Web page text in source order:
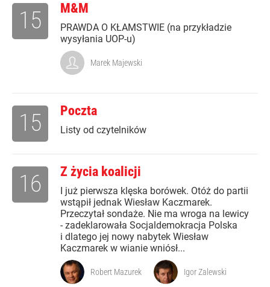
M&M
PRAWDA O KŁAMSTWIE (na przykładzie
wysyłania UOP-u)
15
Marek Majewski
Poczta
Listy od czytelników
15
Z życia koalicji
I już pierwsza klęska borówek. Otóż do partii
wstąpił jednak Wiesław Kaczmarek.
Przeczytał sondaże. Nie ma wroga na lewicy
- zadeklarowała Socjaldemokracja Polska
i dlatego jej nowy nabytek Wiesław
Kaczmarek w wianie wniósł...
16
Robert Mazurek Igor Zalewski